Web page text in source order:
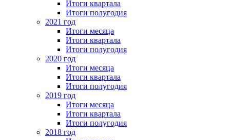
Итоги квартала
Итоги полугодия
2021 год
Итоги месяца
Итоги квартала
Итоги полугодия
2020 год
Итоги месяца
Итоги квартала
Итоги полугодия
2019 год
Итоги месяца
Итоги квартала
Итоги полугодия
2018 год